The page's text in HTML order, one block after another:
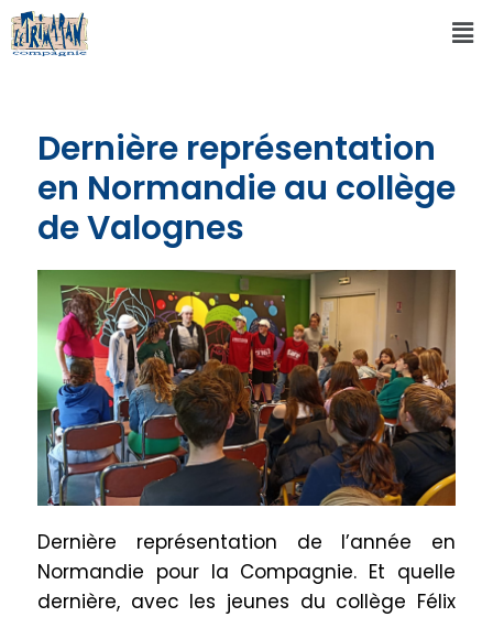
Dernière représentation
en Normandie au collège
de Valognes
Dernière représentation de l’année en
Normandie pour la Compagnie. Et quelle
dernière, avec les jeunes du collège Félix